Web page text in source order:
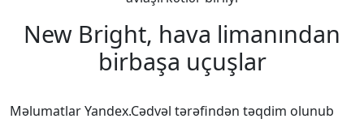
New Bright, hava limanından
birbaşa uçuşlar
Məlumatlar Yandex.Cədvəl tərəfindən təqdim olunub